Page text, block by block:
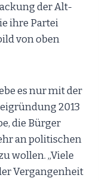
der Alt-
ihre Partei
von oben
es nur mit der
2013
die Bürger
an politischen
wollen. „Viele
Vergangenheit